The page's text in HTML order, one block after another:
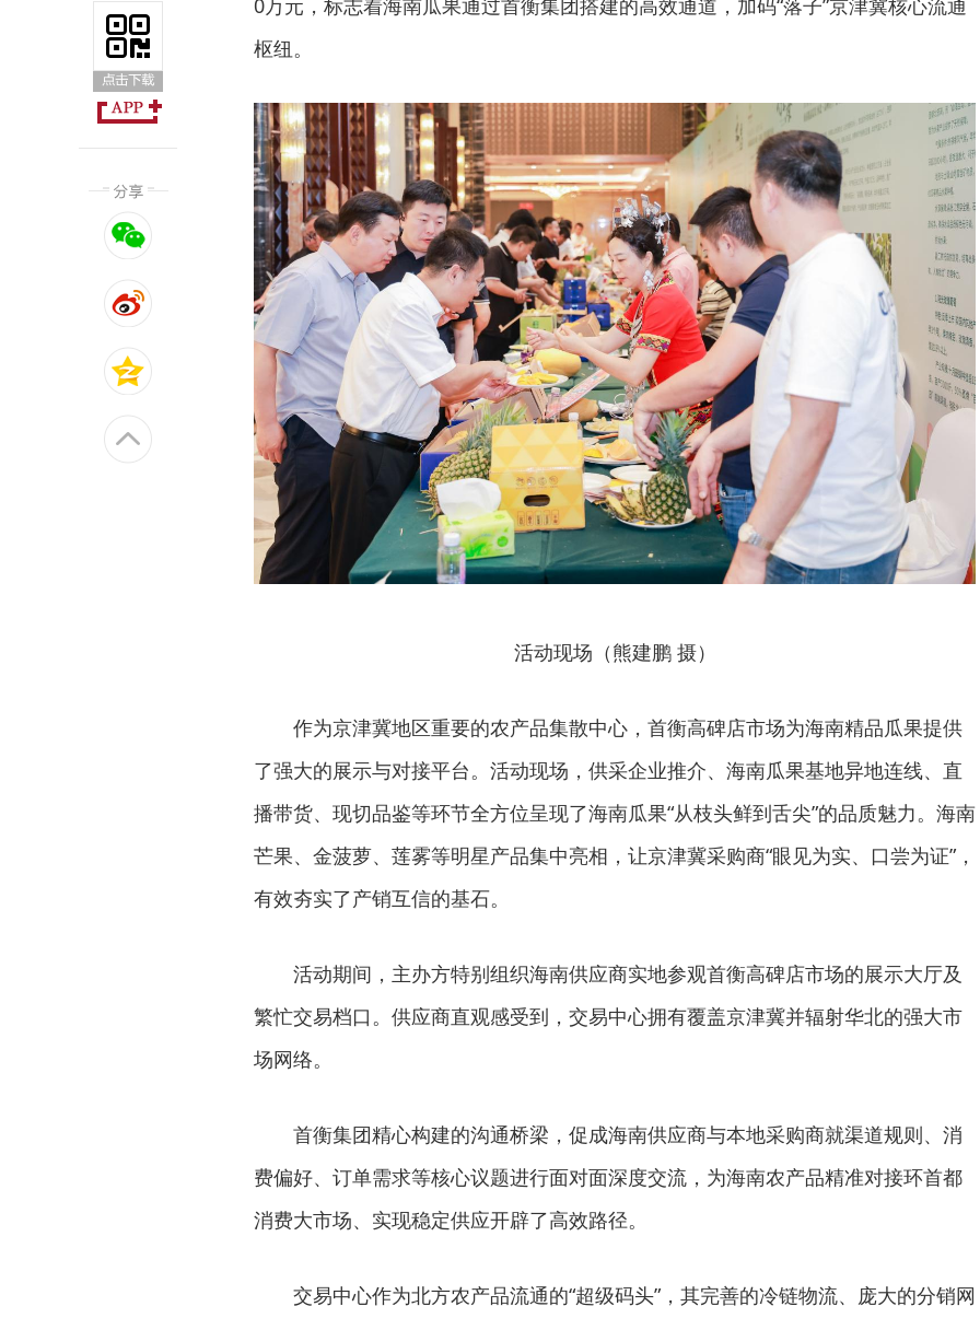
0万元，标志着海南瓜果通过首衡集团搭建的高效通道，加码“落子”京津冀核心流通
枢纽。
活动现场（熊建鹏 摄）
作为京津冀地区重要的农产品集散中心，首衡高碑店市场为海南精品瓜果提供
了强大的展示与对接平台。活动现场，供采企业推介、海南瓜果基地异地连线、直
播带货、现切品鉴等环节全方位呈现了海南瓜果“从枝头鲜到舌尖”的品质魅力。海南
芒果、金菠萝、莲雾等明星产品集中亮相，让京津冀采购商“眼见为实、口尝为证”，
有效夯实了产销互信的基石。
活动期间，主办方特别组织海南供应商实地参观首衡高碑店市场的展示大厅及
繁忙交易档口。供应商直观感受到，交易中心拥有覆盖京津冀并辐射华北的强大市
场网络。
首衡集团精心构建的沟通桥梁，促成海南供应商与本地采购商就渠道规则、消
费偏好、订单需求等核心议题进行面对面深度交流，为海南农产品精准对接环首都
消费大市场、实现稳定供应开辟了高效路径。
交易中心作为北方农产品流通的“超级码头”，其完善的冷链物流、庞大的分销网